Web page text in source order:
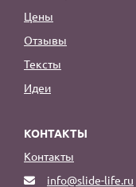
Цены
Отзывы
Тексты
Идеи
КОНТАКТЫ
Контакты
info@slide-life.ru